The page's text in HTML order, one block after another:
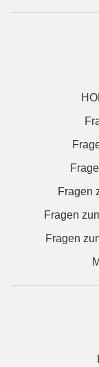
Fragen
Fragen
Fragen